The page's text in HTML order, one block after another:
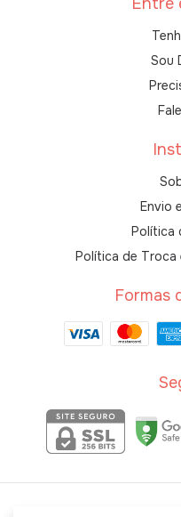
Sou
Envio
Política
Política de Troca
Formas